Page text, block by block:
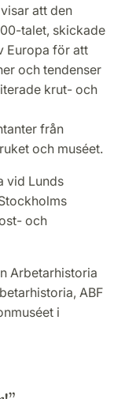
att den
talet, skickade
Europa för att
och tendenser
krut- och
från
och muséet.
vid Lunds
och
Arbetarhistoria
ABF
i